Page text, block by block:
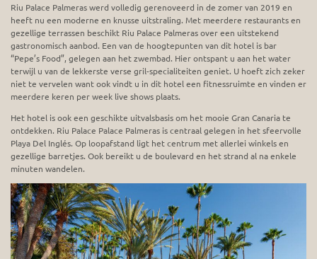
Riu Palace Palmeras werd volledig gerenoveerd in de zomer van 2019 en
heeft nu een moderne en knusse uitstraling. Met meerdere restaurants en
gezellige terrassen beschikt Riu Palace Palmeras over een uitstekend
gastronomisch aanbod. Een van de hoogtepunten van dit hotel is bar
“Pepe’s Food”, gelegen aan het zwembad. Hier ontspant u aan het water
terwijl u van de lekkerste verse gril-specialiteiten geniet. U hoeft zich zeker
niet te vervelen want ook vindt u in dit hotel een fitnessruimte en vinden er
meerdere keren per week live shows plaats.
Het hotel is ook een geschikte uitvalsbasis om het mooie Gran Canaria te
ontdekken. Riu Palace Palace Palmeras is centraal gelegen in het sfeervolle
Playa Del Inglés. Op loopafstand ligt het centrum met allerlei winkels en
gezellige barretjes. Ook bereikt u de boulevard en het strand al na enkele
minuten wandelen.